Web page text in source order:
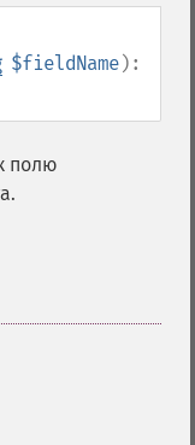
$fieldName):
полю